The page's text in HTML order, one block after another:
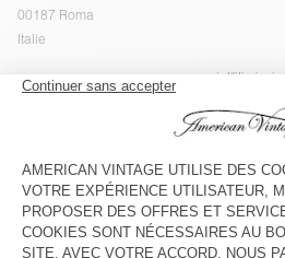
00187 Roma
Italie
voir l''itinéraire
Lundi
10:00 - 19:00
Mardi
10:00 - 19:00
Mercredi
10:00 - 19:00
Jeudi
10:00 - 19:00